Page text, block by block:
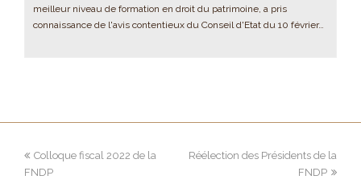
meilleur niveau de formation en droit du patrimoine, a pris
connaissance de l'avis contentieux du Conseil d'Etat du 10 février…
Colloque fiscal 2022 de la
FNDP
Réélection des Présidents de la
FNDP